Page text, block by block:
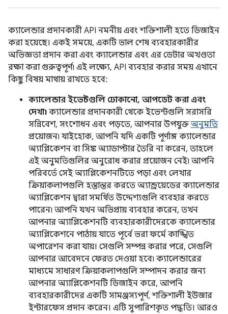
ক্যালেন্ডার প্রদানকারী API নমনীয় এবং শক্তিশালী হতে ডিজাইন
করা হয়েছে। একই সময়ে, একটি ভাল শেষ ব্যবহারকারীর
অভিজ্ঞতা প্রদান করা এবং ক্যালেন্ডার এবং এর ডেটার অখণ্ডতা
রক্ষা করা গুরুত্বপূর্ণ৷ এই লক্ষ্যে, API ব্যবহার করার সময় এখানে
কিছু বিষয় মাথায় রাখতে হবে:
ক্যালেন্ডার ইভেন্টগুলি ঢোকানো, আপডেট করা এবং
দেখা৷ ক্যালেন্ডার প্রদানকারী থেকে ইভেন্টগুলি সরাসরি
সন্নিবেশ, সংশোধন এবং পড়তে, আপনার উপযুক্তঅনুমতি
প্রয়োজন৷ যাইহোক, আপনি যদি একটি পূর্ণাঙ্গ ক্যালেন্ডার
অ্যাপ্লিকেশন বা সিঙ্ক অ্যাডাপ্টার তৈরি না করেন, তাহলে
এই অনুমতিগুলির অনুরোধ করার প্রয়োজন নেই৷ আপনি
পরিবর্তে সেই অ্যাপ্লিকেশনটিতে পড়া এবং লেখার
ক্রিয়াকলাপগুলি হস্তান্তর করতে অ্যান্ড্রয়েডের ক্যালেন্ডার
অ্যাপ্লিকেশন দ্বারা সমর্থিত উদ্দেশ্যগুলি ব্যবহার করতে
পারেন৷ আপনি যখন অভিপ্রায় ব্যবহার করেন, তখন
আপনার অ্যাপ্লিকেশনটি ব্যবহারকারীদেরকে ক্যালেন্ডার
অ্যাপ্লিকেশনে পাঠায় যাতে পূর্বে ভরা ফর্মে কাঙ্খিত
অপারেশন করা যায়। সেগুলি সম্পন্ন করার পরে, সেগুলি
আপনার আবেদনে ফেরত দেওয়া হবে৷ ক্যালেন্ডারের
মাধ্যমে সাধারণ ক্রিয়াকলাপগুলি সম্পাদন করার জন্য
আপনার অ্যাপ্লিকেশনটি ডিজাইন করে, আপনি
ব্যবহারকারীদের একটি সামঞ্জস্যপূর্ণ, শক্তিশালী ইউজার
ইন্টারফেস প্রদান করেন। এটি সুপারিশকৃত পদ্ধতি। আরও